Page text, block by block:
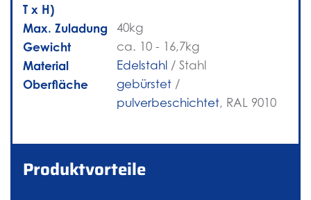
T x H)
Max. Zuladung 40kg
Gewicht ca. 10 - 16,7kg
Material Edelstahl / Stahl
Oberfläche gebürstet /
pulverbeschichtet, RAL 9010
Produktvorteile